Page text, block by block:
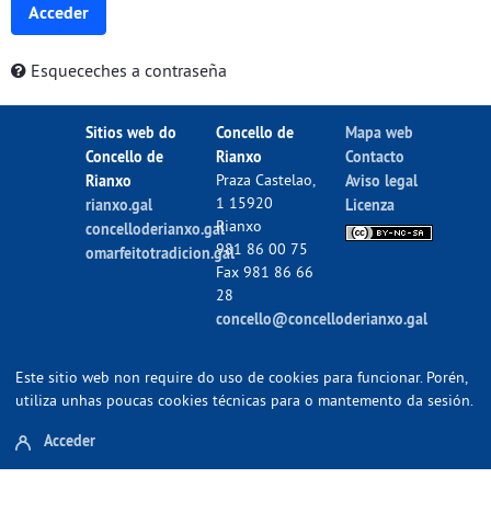
Acceder
Esqueceches a contraseña
Sitios web do
Concello de
Rianxo
rianxo.gal
concelloderianxo.gal
omarfeitotradicion.gal
Concello de
Rianxo
Praza Castelao,
1 15920
Rianxo
981 86 00 75
Fax 981 86 66
28
concello@concelloderianxo.gal
Mapa web
Contacto
Aviso legal
Licenza
Este sitio web non require do uso de cookies para funcionar. Porén,
utiliza unhas poucas cookies técnicas para o mantemento da sesión.
Acceder